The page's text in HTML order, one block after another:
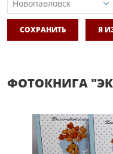
СОХРАНИТЬ Я
ФОТОКНИГА